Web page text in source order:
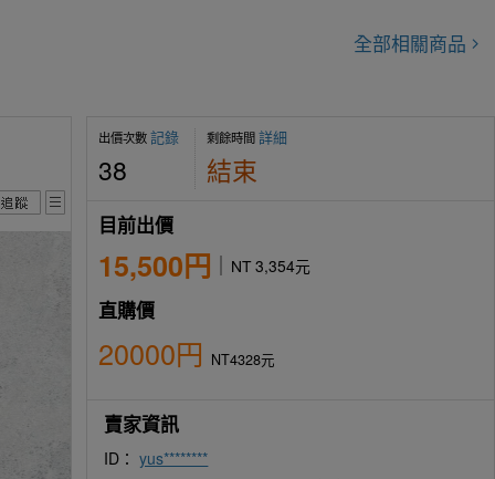
全部相關商品
出價次數記錄
38
剩餘時間詳細
結束
目前出價
15,500円 NT 3,354元
直購價
20000円 NT4328元
賣家資訊
ID：yus********